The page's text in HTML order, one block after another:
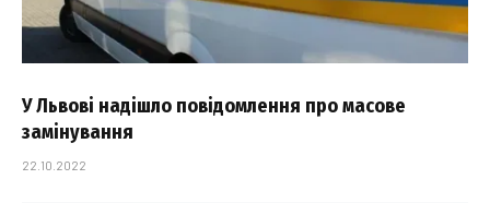
У Львові надішло повідомлення про масове
замінування
22.10.2022